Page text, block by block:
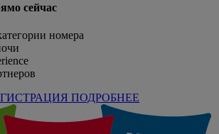
сейчас
номера
ПОДРОБНЕЕ